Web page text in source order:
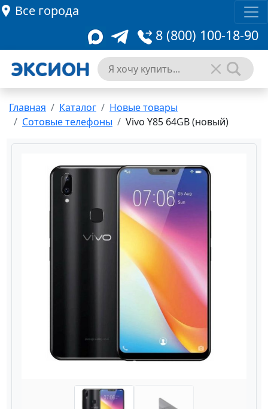
Все города
8 (800) 100-18-90
Главная Каталог
Новые товары
Сотовые телефоны
Vivo Y85 64GB (новый)